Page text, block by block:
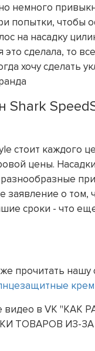
немного
попытки, чтобы
на насадку
это сделала, то
хочу сделать
Shark
стоит каждого
цены.
заявление о том,
сроки - что
прочитать нашу
видео в VK "КАК
ТОВАРОВ ИЗ-